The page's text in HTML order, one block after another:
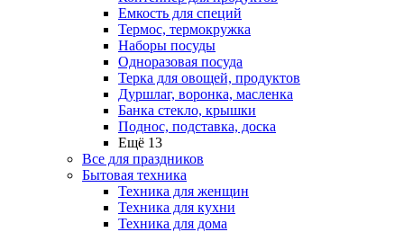
Емкость для специй
Термос, термокружка
Наборы посуды
Одноразовая посуда
Терка для овощей, продуктов
Дуршлаг, воронка, масленка
Банка стекло, крышки
Поднос, подставка, доска
Ещё 13
Все для праздников
Бытовая техника
Техника для женщин
Техника для кухни
Техника для дома